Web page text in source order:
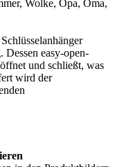
Wolke, Opa, Oma,
Dessen easy-open-
und schließt, was
wird der